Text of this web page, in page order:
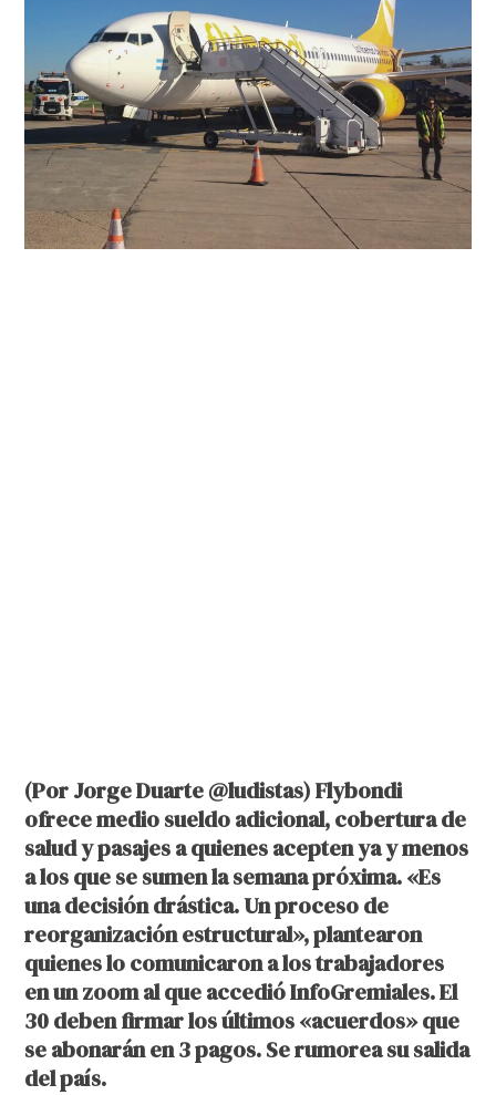
(Por Jorge Duarte @ludistas) Flybondi
ofrece medio sueldo adicional, cobertura de
salud y pasajes a quienes acepten ya y menos
a los que se sumen la semana próxima. «Es
una decisión drástica. Un proceso de
reorganización estructural», plantearon
quienes lo comunicaron a los trabajadores
en un zoom al que accedió InfoGremiales. El
30 deben firmar los últimos «acuerdos» que
se abonarán en 3 pagos. Se rumorea su salida
del país.